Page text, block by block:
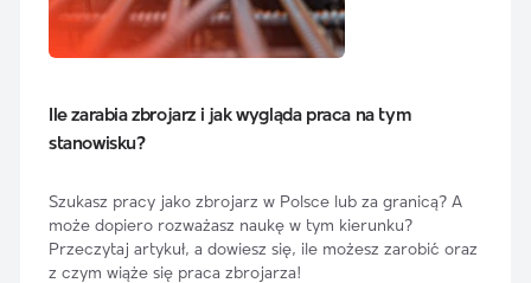
Ile zarabia zbrojarz i jak wygląda praca na tym
stanowisku?
Szukasz pracy jako zbrojarz w Polsce lub za granicą? A
może dopiero rozważasz naukę w tym kierunku?
Przeczytaj artykuł, a dowiesz się, ile możesz zarobić oraz
z czym wiąże się praca zbrojarza!